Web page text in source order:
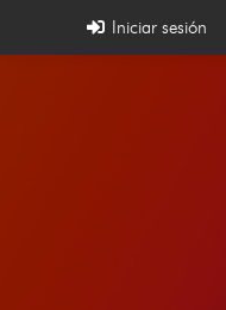
Iniciar sesión